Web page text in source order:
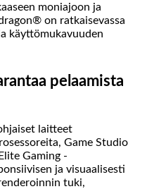
moniajoon ja
on ratkaisevassa
käyttömukavuuden
pelaamista
laitteet
Game Studio
Gaming -
ja visuaalisesti
tuki,